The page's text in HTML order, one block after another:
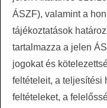
ÁSZF), valamint a
tájékoztatások
tartalmazza a jelen
jogokat és
feltételeit, a teljesítési
feltételeket, a